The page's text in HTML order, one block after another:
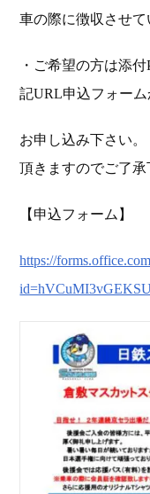
車の際に徴収させて
・ご希望の方は添
記URL申込フォーム
お申し込み下さい
頂きますのでご了承
【申込フォーム】
https://